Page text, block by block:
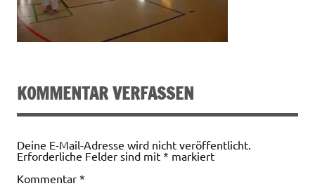
KOMMENTAR VERFASSEN
Deine E-Mail-Adresse wird nicht veröffentlicht.
Erforderliche Felder sind mit * markiert
Kommentar *